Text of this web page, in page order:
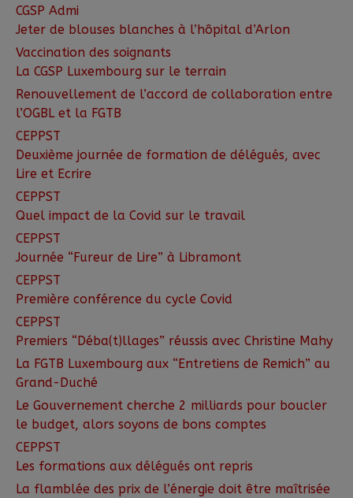
CGSP Admi
Jeter de blouses blanches à l’hôpital d’Arlon
Vaccination des soignants
La CGSP Luxembourg sur le terrain
Renouvellement de l’accord de collaboration entre
l’OGBL et la FGTB
CEPPST
Deuxième journée de formation de délégués, avec
Lire et Ecrire
CEPPST
Quel impact de la Covid sur le travail
CEPPST
Journée “Fureur de Lire” à Libramont
CEPPST
Première conférence du cycle Covid
CEPPST
Premiers “Déba(t)llages” réussis avec Christine Mahy
La FGTB Luxembourg aux “Entretiens de Remich” au
Grand-Duché
Le Gouvernement cherche 2 milliards pour boucler
le budget, alors soyons de bons comptes
CEPPST
Les formations aux délégués ont repris
La flamblée des prix de l’énergie doit être maîtrisée